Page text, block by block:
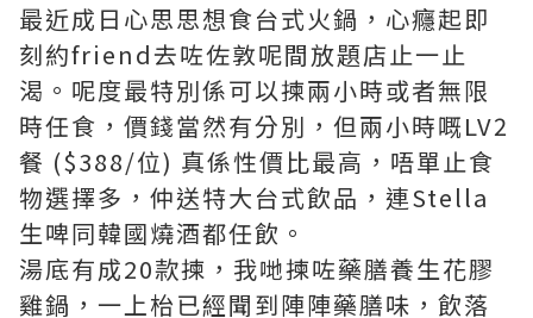
最近成日心思思想食台式火鍋，心癮起即
刻約friend去咗佐敦呢間放題店止一止
渴。呢度最特別係可以揀兩小時或者無限
時任食，價錢當然有分別，但兩小時嘅LV2
餐 ($388/位) 真係性價比最高，唔單止食
物選擇多，仲送特大台式飲品，連Stella
生啤同韓國燒酒都任飲。
湯底有成20款揀，我哋揀咗藥膳養生花膠
雞鍋，一上枱已經聞到陣陣藥膳味，飲落